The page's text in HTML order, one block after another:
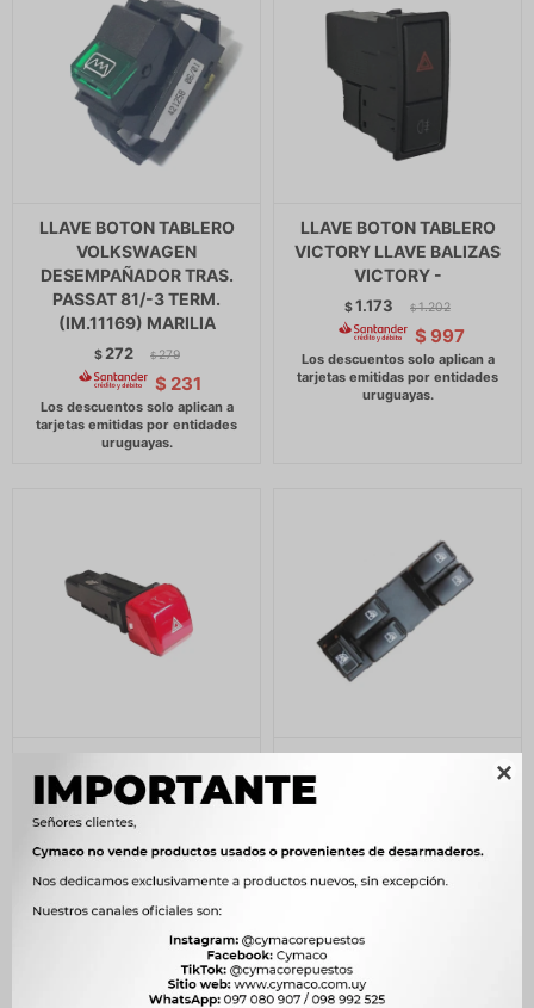

LLAVE BOTON TABLERO
VOLKSWAGEN
DESEMPAÑADOR TRAS.
PASSAT 81/-3 TERM.
(IM.11169) MARILIA
$ 272 $ 279
$ 231
LLAVE BOTON TABLERO
VICTORY LLAVE BALIZAS
VICTORY -
$1.173 $ 1.202
$ 997
GREAT WALL LLAVE
BALIZA WINGLE 5 -
CRISTAL GEELY CK -